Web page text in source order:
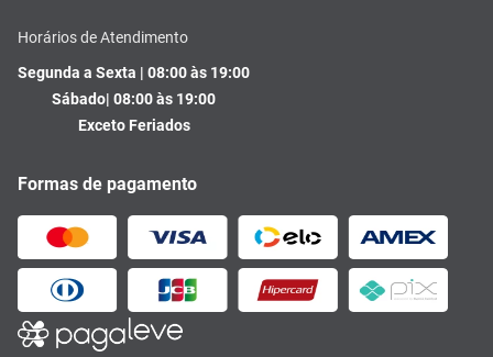
Horários de Atendimento
Segunda a Sexta | 08:00 às 19:00
Sábado| 08:00 às 19:00
Exceto Feriados
Formas de pagamento